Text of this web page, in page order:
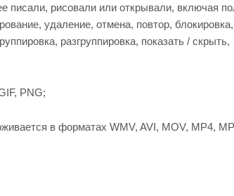
писали, рисовали или открывали, включая
удаление, отмена, повтор, блокировка,
разгруппировка, показать / скрыть,
PNG;
в форматах WMV, AVI, MOV, MP4,